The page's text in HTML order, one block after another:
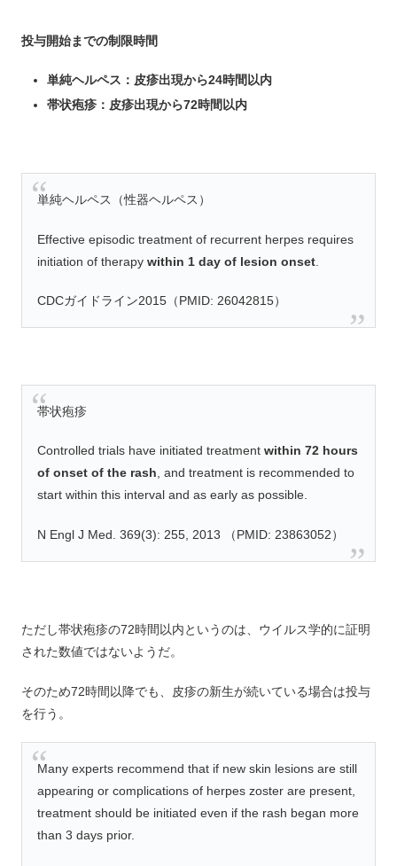
投与開始までの制限時間
単純ヘルペス：皮疹出現から24時間以内
帯状疱疹：皮疹出現から72時間以内
単純ヘルペス（性器ヘルペス）
Effective episodic treatment of recurrent herpes requires
initiation of therapy within 1 day of lesion onset.
CDCガイドライン2015（PMID: 26042815）
帯状疱疹
Controlled trials have initiated treatment within 72 hours
of onset of the rash, and treatment is recommended to
start within this interval and as early as possible.
N Engl J Med. 369(3): 255, 2013 （PMID: 23863052）
ただし帯状疱疹の72時間以内というのは、ウイルス学的に証明
された数値ではないようだ。
そのため72時間以降でも、皮疹の新生が続いている場合は投与
を行う。
Many experts recommend that if new skin lesions are still
appearing or complications of herpes zoster are present,
treatment should be initiated even if the rash began more
than 3 days prior.